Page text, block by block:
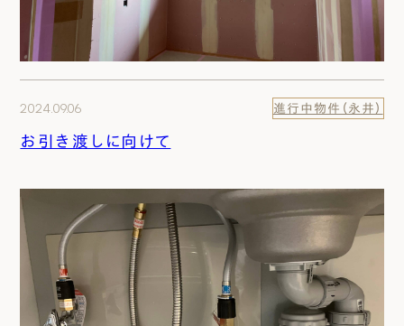
2024.09.06 進行中物件（永井）
お引き渡しに向けて